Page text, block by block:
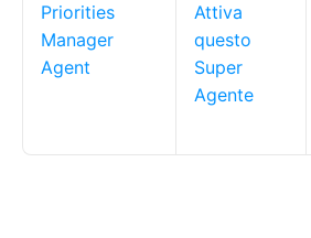
Priorities
Manager
Agent
Attiva
questo
Super
Agente